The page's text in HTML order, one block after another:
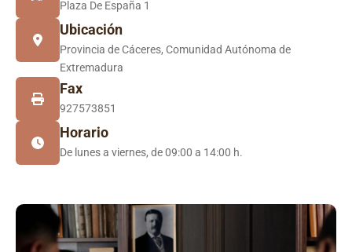
Plaza De España 1
Ubicación
Provincia de Cáceres, Comunidad Autónoma de
Extremadura
Fax
927573851
Horario
De lunes a viernes, de 09:00 a 14:00 h.